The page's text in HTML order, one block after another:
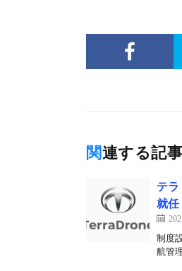
関連する記事
テ
就任
制度
航管